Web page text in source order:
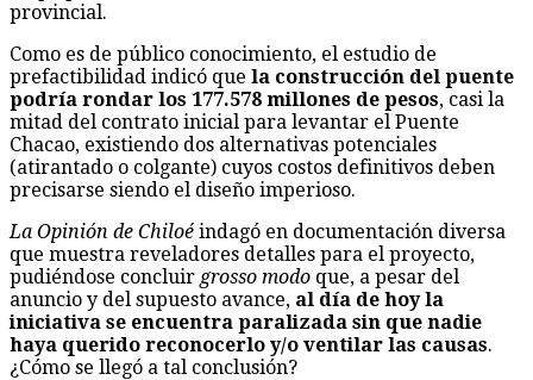
provincial.
Como es de público conocimiento, el estudio de
prefactibilidad indicó que la construcción del puente
podría rondar los 177.578 millones de pesos, casi la
mitad del contrato inicial para levantar el Puente
Chacao, existiendo dos alternativas potenciales
(atirantado o colgante) cuyos costos definitivos deben
precisarse siendo el diseño imperioso.
La Opinión de Chiloé indagó en documentación diversa
que muestra reveladores detalles para el proyecto,
pudiéndose concluir grosso modo que, a pesar del
anuncio y del supuesto avance, al día de hoy la
iniciativa se encuentra paralizada sin que nadie
haya querido reconocerlo y/o ventilar las causas.
¿Cómo se llegó a tal conclusión?